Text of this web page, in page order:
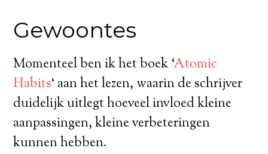
Gewoontes
Momenteel ben ik het boek ‘Atomic
Habits‘ aan het lezen, waarin de schrijver
duidelijk uitlegt hoeveel invloed kleine
aanpassingen, kleine verbeteringen
kunnen hebben.